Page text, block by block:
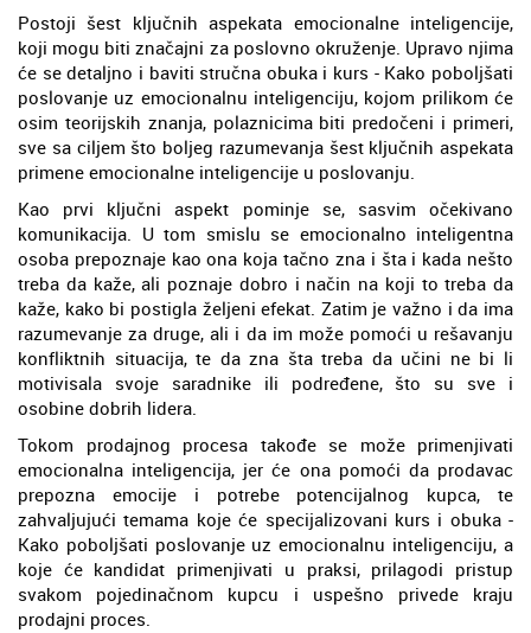
Postoji šest ključnih aspekata emocionalne inteligencije,
koji mogu biti značajni za poslovno okruženje. Upravo njima
će se detaljno i baviti stručna obuka i kurs - Kako poboljšati
poslovanje uz emocionalnu inteligenciju, kojom prilikom će
osim teorijskih znanja, polaznicima biti predočeni i primeri,
sve sa ciljem što boljeg razumevanja šest ključnih aspekata
primene emocionalne inteligencije u poslovanju.
Kao prvi ključni aspekt pominje se, sasvim očekivano
komunikacija. U tom smislu se emocionalno inteligentna
osoba prepoznaje kao ona koja tačno zna i šta i kada nešto
treba da kaže, ali poznaje dobro i način na koji to treba da
kaže, kako bi postigla željeni efekat. Zatim je važno i da ima
razumevanje za druge, ali i da im može pomoći u rešavanju
konfliktnih situacija, te da zna šta treba da učini ne bi li
motivisala svoje saradnike ili podređene, što su sve i
osobine dobrih lidera.
Tokom prodajnog procesa takođe se može primenjivati
emocionalna inteligencija, jer će ona pomoći da prodavac
prepozna emocije i potrebe potencijalnog kupca, te
zahvaljujući temama koje će specijalizovani kurs i obuka -
Kako poboljšati poslovanje uz emocionalnu inteligenciju, a
koje će kandidat primenjivati u praksi, prilagodi pristup
svakom pojedinačnom kupcu i uspešno privede kraju
prodajni proces.